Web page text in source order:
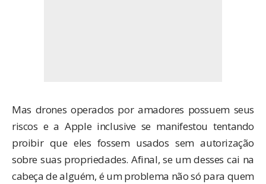
Mas drones operados por amadores possuem seus
riscos e a Apple inclusive se manifestou tentando
proibirque eles fossem usados sem autorização
sobre suas propriedades. Afinal, se um desses cai na
cabeça de alguém, é um problema não só para quem